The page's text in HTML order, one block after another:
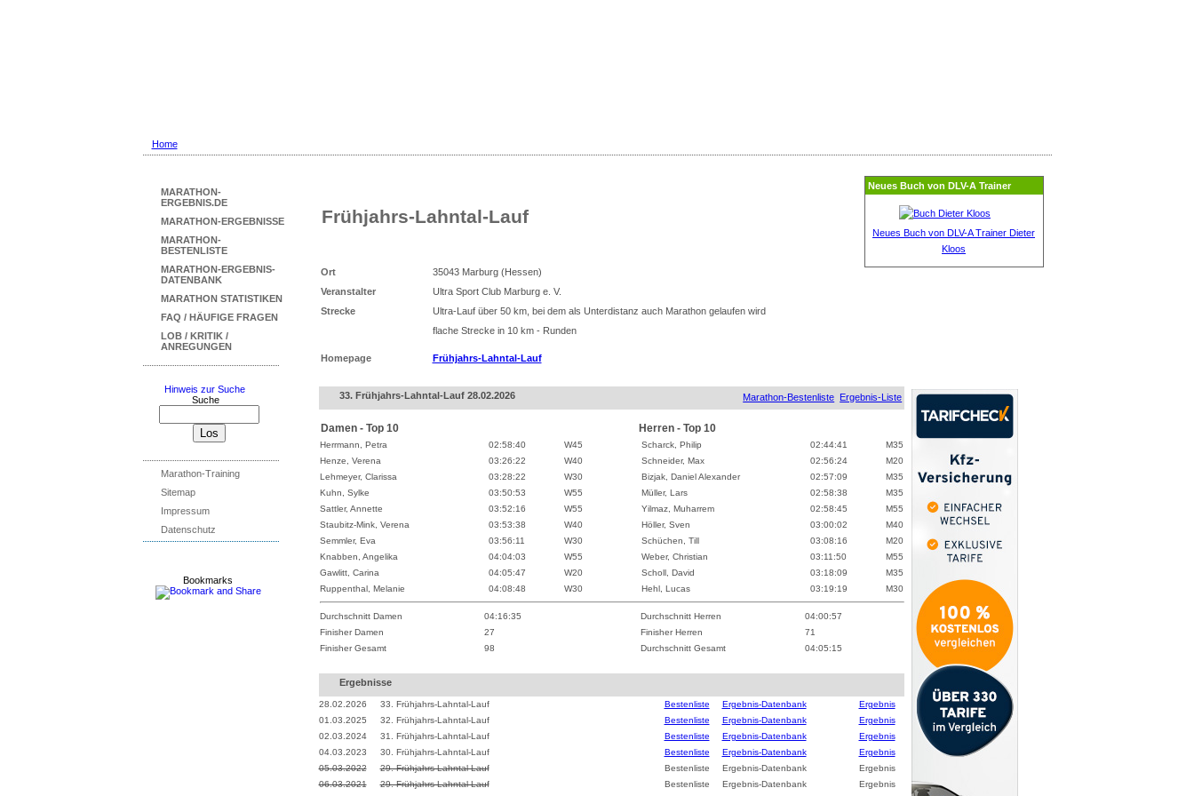
Home
MARATHON-
ERGEBNIS.DE
MARATHON-ERGEBNISSE
MARATHON-
BESTENLISTE
MARATHON-ERGEBNIS-
DATENBANK
MARATHON STATISTIKEN
FAQ / HÄUFIGE FRAGEN
LOB / KRITIK /
ANREGUNGEN
Hinweis zur Suche
Suche
Marathon-Training
Sitemap
Impressum
Datenschutz
Bookmarks
Neues Buch von DLV-A Trainer
Neues Buch von DLV-A Trainer Dieter
Kloos
Frühjahrs-Lahntal-Lauf
Ort
35043 Marburg (Hessen)
Veranstalter
Ultra Sport Club Marburg e. V.
Strecke
Ultra-Lauf über 50 km, bei dem als Unterdistanz auch Marathon gelaufen wird
flache Strecke in 10 km - Runden
Homepage Frühjahrs-Lahntal-Lauf
33. Frühjahrs-Lahntal-Lauf 28.02.2026 Marathon-Bestenliste Ergebnis-Liste
Damen - Top 10 Herren - Top 10
Herrmann, Petra 02:58:40 W45 Scharck, Philip 02:44:41 M35
Henze, Verena
03:26:22 W40 Schneider, Max 02:56:24 M20
Lehmeyer, Clarissa
03:28:22 W30 Bizjak, Daniel Alexander 02:57:09 M35
Kuhn, Sylke
03:50:53 W55 Müller, Lars 02:58:38 M35
Sattler, Annette
03:52:16 W55 Yilmaz, Muharrem 02:58:45 M55
Staubitz-Mink, Verena
03:53:38 W40 Höller, Sven 03:00:02 M40
Semmler, Eva
03:56:11 W30 Schüchen, Till 03:08:16 M20
Knabben, Angelika
04:04:03 W55 Weber, Christian 03:11:50 M55
Gawlitt, Carina
04:05:47 W20 Scholl, David 03:18:09 M35
Ruppenthal, Melanie
04:08:48 W30 Hehl, Lucas 03:19:19 M30
Durchschnitt Damen 04:16:35 Durchschnitt Herren
04:00:57
Finisher Damen
27 Finisher Herren
71
Finisher Gesamt
98 Durchschnitt Gesamt 04:05:15
Ergebnisse
28.02.2026 33. Frühjahrs-Lahntal-Lauf Bestenliste Ergebnis-Datenbank
Ergebnis
01.03.2025
32. Frühjahrs-Lahntal-Lauf Bestenliste Ergebnis-Datenbank
Ergebnis
02.03.2024
31. Frühjahrs-Lahntal-Lauf Bestenliste Ergebnis-Datenbank
Ergebnis
04.03.2023
30. Frühjahrs-Lahntal-Lauf Bestenliste Ergebnis-Datenbank
Ergebnis
05.03.2022
29. Frühjahrs-Lahntal-Lauf Bestenliste Ergebnis-Datenbank
Ergebnis
06.03.2021
29. Frühjahrs-Lahntal-Lauf Bestenliste Ergebnis-Datenbank
Ergebnis